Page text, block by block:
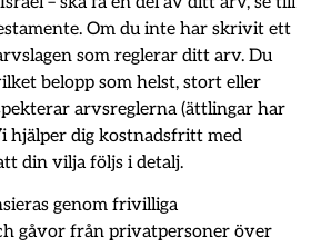
Om du inte har skrivit ett
som reglerar ditt arv. Du
belopp som helst, stort eller
arvsreglerna (ättlingar har
hjälper dig kostnadsfritt med
din vilja följs i detalj.
genom frivilliga
gåvor från privatpersoner över